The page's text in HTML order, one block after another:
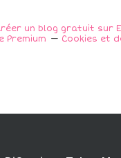
un blog gratuit sur
Premium
Cookies et